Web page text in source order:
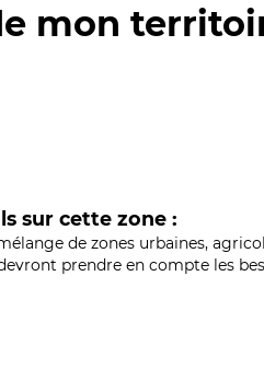
mon
sur cette zone :
de zones urbaines,
prendre en compte les